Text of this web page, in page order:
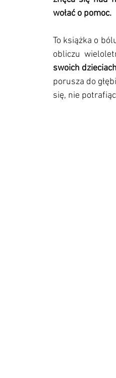
wołać o pomoc.
To książka o
obliczu
swoich
porusza do
się, nie